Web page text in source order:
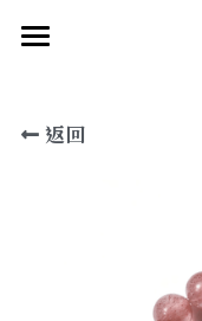
尋找你的祝福
【項鍊】
天然水晶特性
返回所有商品分類
所有博客分類